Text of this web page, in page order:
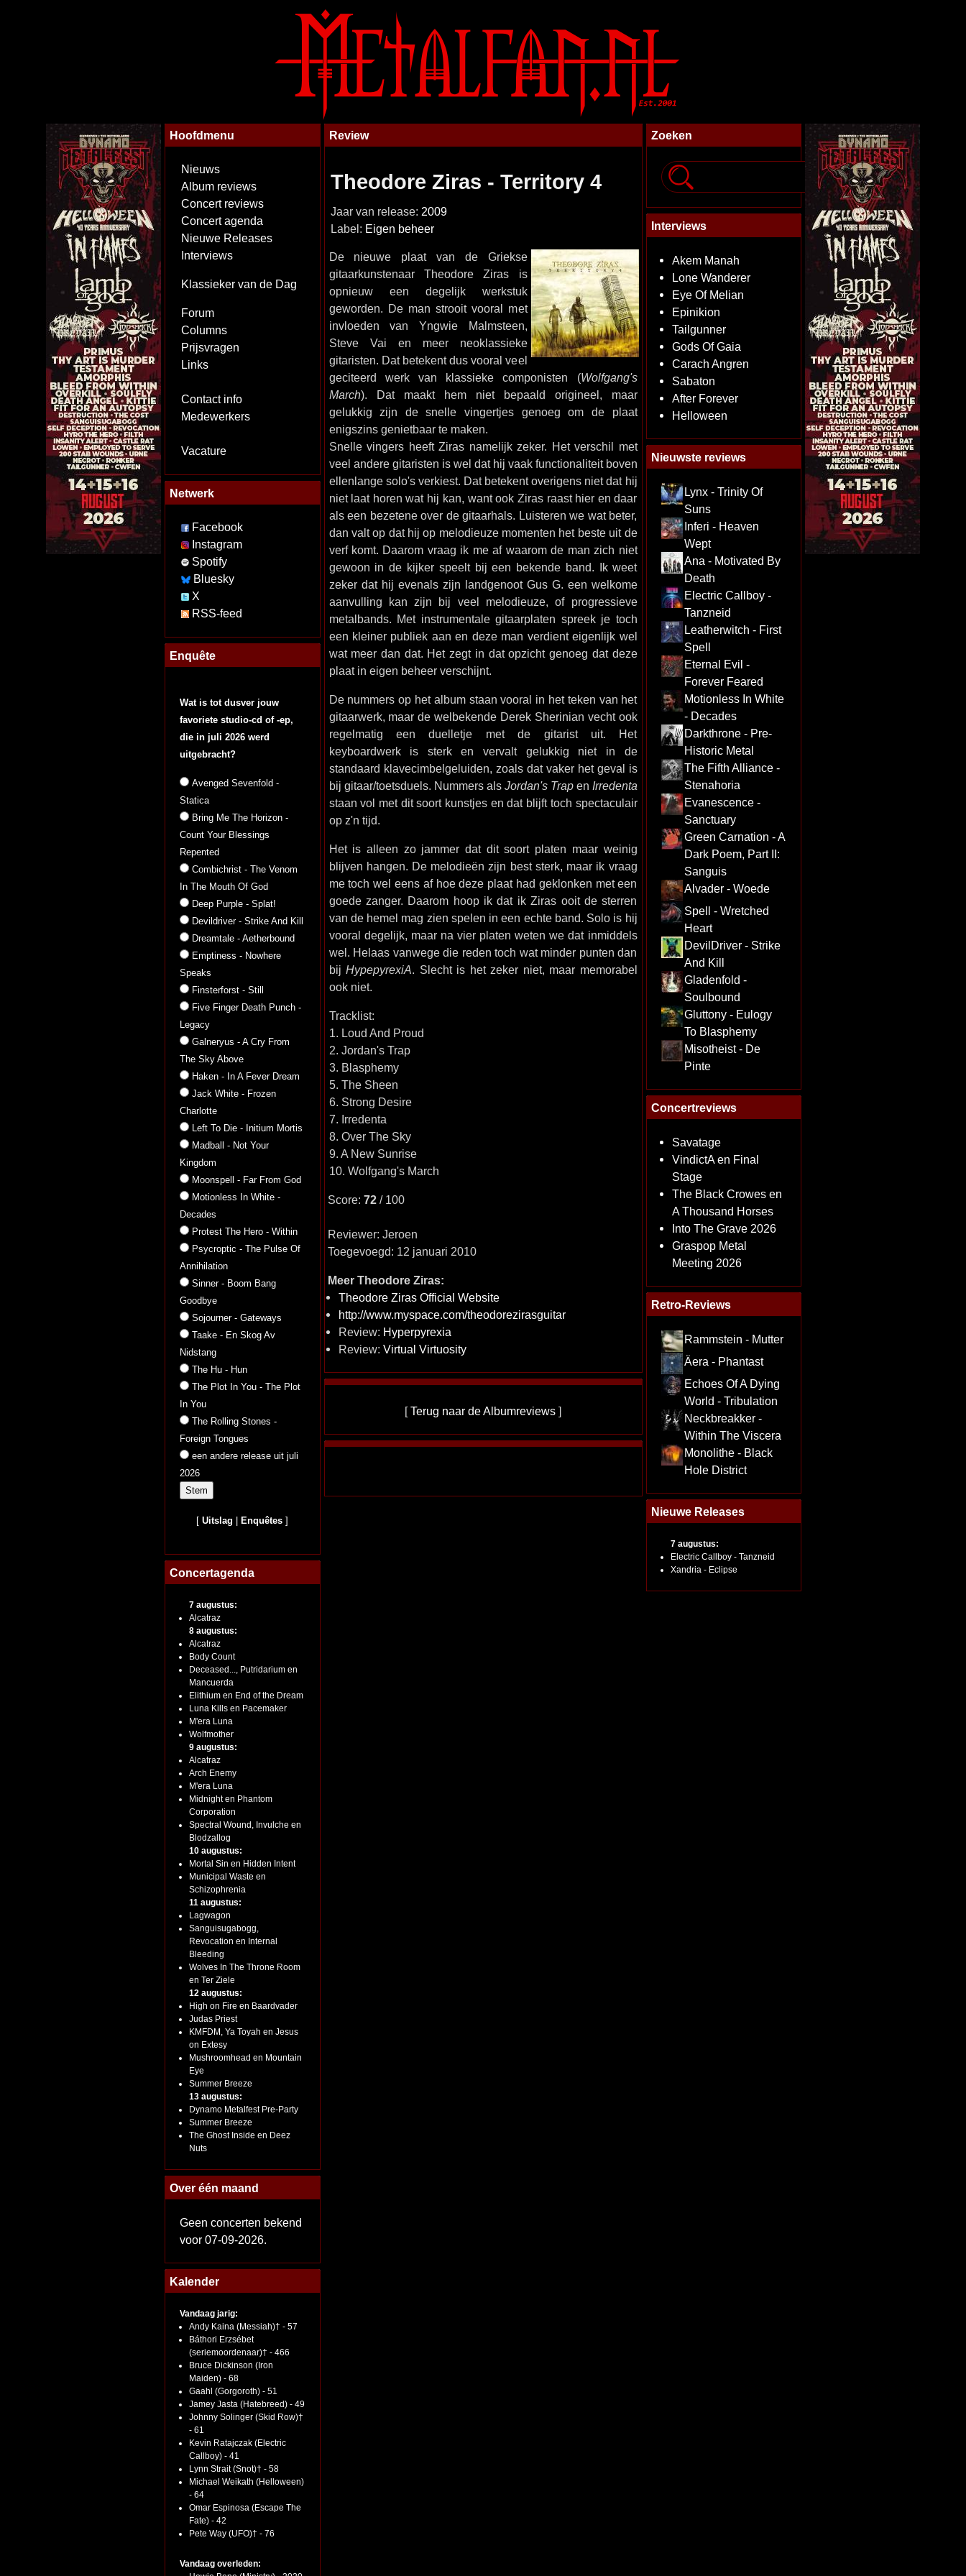
Hoofdmenu
Nieuws
Album reviews
Concert reviews
Concert agenda
Nieuwe Releases
Interviews
Klassieker van de Dag
Forum
Columns
Prijsvragen
Links
Contact info
Medewerkers
Vacature
Netwerk
Facebook
Instagram
Spotify
Bluesky
X
RSS-feed
Enquête
Wat is tot dusver jouw
favoriete studio-cd of -ep,
die in juli 2026 werd
uitgebracht?
Avenged Sevenfold -
Statica
Bring Me The Horizon -
Count Your Blessings
Repented
Combichrist - The Venom
In The Mouth Of God
Deep Purple - Splat!
Devildriver - Strike And Kill
Dreamtale - Aetherbound
Emptiness - Nowhere
Speaks
Finsterforst - Still
Five Finger Death Punch -
Legacy
Galneryus - A Cry From
The Sky Above
Haken - In A Fever Dream
Jack White - Frozen
Charlotte
Left To Die - Initium Mortis
Madball - Not Your
Kingdom
Moonspell - Far From God
Motionless In White -
Decades
Protest The Hero - Within
Psycroptic - The Pulse Of
Annihilation
Sinner - Boom Bang
Goodbye
Sojourner - Gateways
Taake - En Skog Av
Nidstang
The Hu - Hun
The Plot In You - The Plot
In You
The Rolling Stones -
Foreign Tongues
een andere release uit juli
2026
[Uitslag Enquêtes ]
Concertagenda
7 augustus:
Alcatraz
8 augustus:
Alcatraz
Body Count
Deceased..., Putridarium en
Mancuerda
Elithium en End of the Dream
Luna Kills en Pacemaker
M'era Luna
Wolfmother
9 augustus:
Alcatraz
Arch Enemy
M'era Luna
Midnight en Phantom
Corporation
Spectral Wound, Invulche en
Blodzallog
10 augustus:
Mortal Sin en Hidden Intent
Municipal Waste en
Schizophrenia
11 augustus:
Lagwagon
Sanguisugabogg,
Revocation en Internal
Bleeding
Wolves In The Throne Room
en Ter Ziele
12 augustus:
High on Fire en Baardvader
Judas Priest
KMFDM, Ya Toyah en Jesus
on Extesy
Mushroomhead en Mountain
Eye
Summer Breeze
13 augustus:
Dynamo Metalfest Pre-Party
Summer Breeze
The Ghost Inside en Deez
Nuts
Over één maand
Geen concerten bekend
voor 07-09-2026.
Kalender
Vandaag jarig:
Andy Kaina (Messiah)† - 57
Báthori Erzsébet
(seriemoordenaar)† - 466
Bruce Dickinson (Iron
Maiden) - 68
Gaahl (Gorgoroth) - 51
Jamey Jasta (Hatebreed) - 49
Johnny Solinger (Skid Row)†
- 61
Kevin Ratajczak (Electric
Callboy) - 41
Lynn Strait (Snot)† - 58
Michael Weikath (Helloween)
- 64
Omar Espinosa (Escape The
Fate) - 42
Pete Way (UFO)† - 76
Vandaag overleden:
Review
Theodore Ziras - Territory 4
Jaar van release: 2009
Label: Eigen beheer
De nieuwe plaat van de Griekse
gitaarkunstenaar Theodore Ziras is
opnieuw een degelijk werkstuk
geworden. De man strooit vooral met
invloeden van Yngwie Malmsteen,
Steve Vai en meer neoklassieke
gitaristen. Dat betekent dus vooral veel
geciteerd werk van klassieke componisten (Wolfgang's
March). Dat maakt hem niet bepaald origineel, maar
gelukkig zijn de snelle vingertjes genoeg om de plaat
enigszins genietbaar te maken.
Snelle vingers heeft Ziras namelijk zeker. Het verschil met
veel andere gitaristen is wel dat hij vaak functionaliteit boven
ellenlange solo's verkiest. Dat betekent overigens niet dat hij
niet laat horen wat hij kan, want ook Ziras raast hier en daar
als een bezetene over de gitaarhals. Luisteren we wat beter,
dan valt op dat hij op melodieuze momenten het beste uit de
verf komt. Daarom vraag ik me af waarom de man zich niet
gewoon in de kijker speelt bij een bekende band. Ik weet
zeker dat hij evenals zijn landgenoot Gus G. een welkome
aanvulling kan zijn bij veel melodieuze, of progressieve
metalbands. Met instrumentale gitaarplaten spreek je toch
een kleiner publiek aan en deze man verdient eigenlijk wel
wat meer dan dat. Het zegt in dat opzicht genoeg dat deze
plaat in eigen beheer verschijnt.
De nummers op het album staan vooral in het teken van het
gitaarwerk, maar de welbekende Derek Sherinian vecht ook
regelmatig een duelletje met de gitarist uit. Het
keyboardwerk is sterk en vervalt gelukkig niet in de
standaard klavecimbelgeluiden, zoals dat vaker het geval is
bij gitaar/toetsduels. Nummers als Jordan's Trapen Irredenta
staan vol met dit soort kunstjes en dat blijft toch spectaculair
op z'n tijd.
Het is alleen zo jammer dat dit soort platen maar weinig
blijven hangen. De melodieën zijn best sterk, maar ik vraag
me toch wel eens af hoe deze plaat had geklonken met een
goede zanger. Daarom hoop ik dat ik Ziras ooit de sterren
van de hemel mag zien spelen in een echte band. Solo is hij
vooral degelijk, maar na vier platen weten we dat inmiddels
wel. Helaas vanwege die reden toch wat minder punten dan
bij HypepyrexiA. Slecht is het zeker niet, maar memorabel
ook niet.
Tracklist:
1. Loud And Proud
2. Jordan's Trap
3. Blasphemy
5. The Sheen
6. Strong Desire
7. Irredenta
8. Over The Sky
9. A New Sunrise
10. Wolfgang's March
Score: 72/ 100
Reviewer: Jeroen
Toegevoegd: 12 januari 2010
Meer Theodore Ziras:
Theodore Ziras Official Website
http://www.myspace.com/theodorezirasguitar
Review: Hyperpyrexia
Review: Virtual Virtuosity
[Terug naar de Albumreviews ]
Zoeken
Interviews
Akem Manah
Lone Wanderer
Eye Of Melian
Epinikion
Tailgunner
Gods Of Gaia
Carach Angren
Sabaton
After Forever
Helloween
Nieuwste reviews
Lynx - Trinity Of
Suns
Inferi - Heaven
Wept
Ana - Motivated By
Death
Electric Callboy -
Tanzneid
Leatherwitch - First
Spell
Eternal Evil -
Forever Feared
Motionless In White
- Decades
Darkthrone - Pre-
Historic Metal
The Fifth Alliance -
Stenahoria
Evanescence -
Sanctuary
Green Carnation - A
Dark Poem, Part II:
Sanguis
Alvader - Woede
Spell - Wretched
Heart
DevilDriver - Strike
And Kill
Gladenfold -
Soulbound
Gluttony - Eulogy
To Blasphemy
Misotheist - De
Pinte
Concertreviews
Savatage
VindictA en Final
Stage
The Black Crowes en
A Thousand Horses
Into The Grave 2026
Graspop Metal
Meeting 2026
Retro-Reviews
Rammstein - Mutter
Äera - Phantast
Echoes Of A Dying
World - Tribulation
Neckbreakker -
Within The Viscera
Monolithe - Black
Hole District
Nieuwe Releases
7 augustus:
Electric Callboy - Tanzneid
Xandria - Eclipse